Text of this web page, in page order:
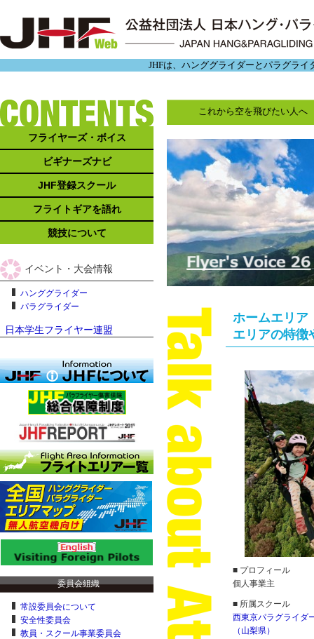
JHFは、ハンググライダーとパラグラ
これから空を飛びたい人へ
ホームエリア
エリアの特徴
■ プロフィール
個人事業主
■ 所属スクール
西東京パラグライダ
（山梨県）
フライヤーズ・ボイス
ビギナーズナビ
JHF登録スクール
フライトギアを語れ
競技について
イベント・大会情報
ハンググライダー
パラグライダー
日本学生フライヤー連盟
委員会組織
常設委員会について
安全性委員会
教員・スクール事業委員会